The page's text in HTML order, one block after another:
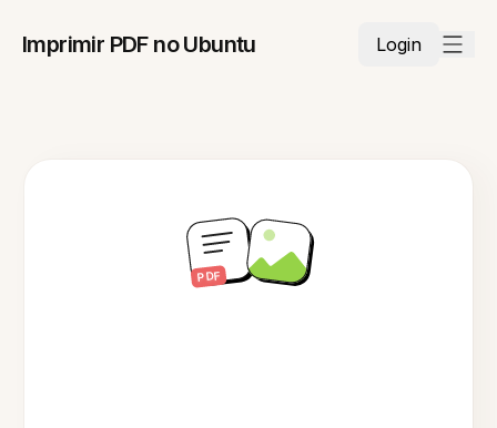
Imprimir PDF no Ubuntu Login